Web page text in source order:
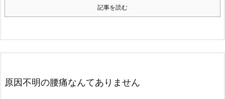
記事を読む
原因不明の腰痛なんてありません